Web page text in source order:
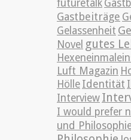
futuretalk
Gastbeiträge
Gelassenheit
Novel gutes
Luft Magazin
Hölle Identität
Interview
I would prefer
und